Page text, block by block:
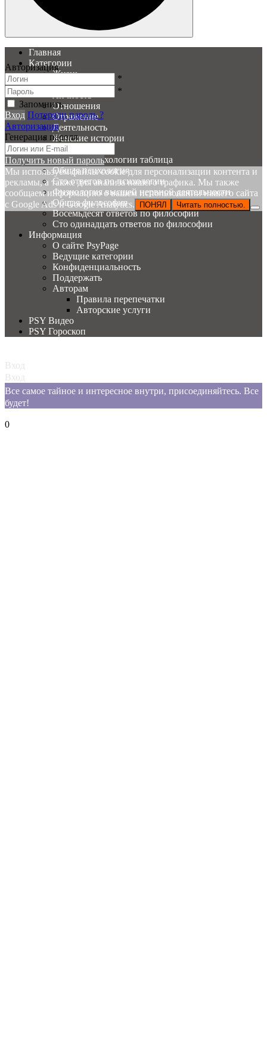
Главная
Категории
Жизнь
Образ
Личность
Отношения
Отражение
Деятельность
Женские истории
PSY Вопросы
История психологии таблица
Общая психология
Сто ответов по психологии
Физиология высшей нервной деятельности
Общая философия
Восемьдесят ответов по философии
Сто одинадцать ответов по философии
Информация
О сайте PsyPage
Ведущие категории
Конфиденциальность
Поддержать
Авторам
Правила перепечатки
Авторские услуги
PSY Видео
PSY Гороскоп
Вход
Вход
Все самое тайное и интересное внутри, присоединяйтесь. Все
будет!
0
Авторизация
*
*
Запомнить
Вход Потеряли пароль ?
Авторизация
Генерация пароля
Получить новый пароль
Мы используем файлы cookie для персонализации контента и
рекламы, а также для анализа нашего трафика. Мы также
сообщаем информацию о вашем использовании нашего сайта
с Google Ads и Google Analytics.
ПОНЯЛ Читать полностью.